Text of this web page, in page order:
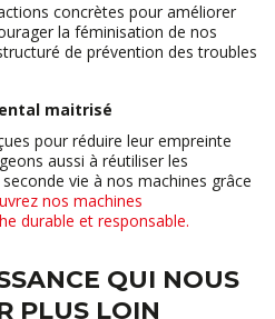
concrètes pour améliorer
la féminisation de nos
de prévention des troubles
maitrisé
pour réduire leur empreinte
aussi à réutiliser les
vie à nos machines grâce
nos machines
durable et responsable.
QUI NOUS
PLUS LOIN